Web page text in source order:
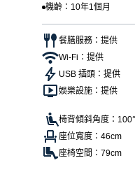
emia）
機齡：10年1個月
餐膳服務：提供
Wi-Fi：提供
USB 插頭：提供
娛樂設施：提供
椅背傾斜角度：100°
座位寬度：46cm
座椅空間：79cm